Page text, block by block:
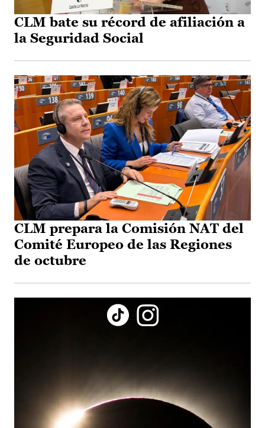
CLM bate su récord de afiliación a
la Seguridad Social
CLM prepara la Comisión NAT del
Comité Europeo de las Regiones
de octubre